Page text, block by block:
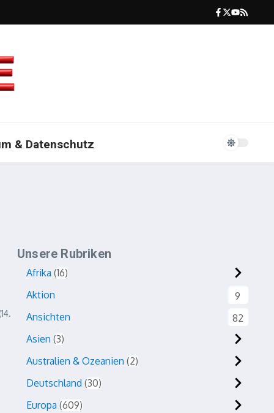
& Datenschutz
Unsere Rubriken
Afrika 16
Aktion
9
Ansichten
82
Asien 3
Australien & Ozeanien 2
Deutschland 30
Europa 609